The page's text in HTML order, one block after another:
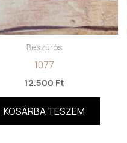
Beszúrós
1077
12.500 Ft
KOSÁRBA TESZEM